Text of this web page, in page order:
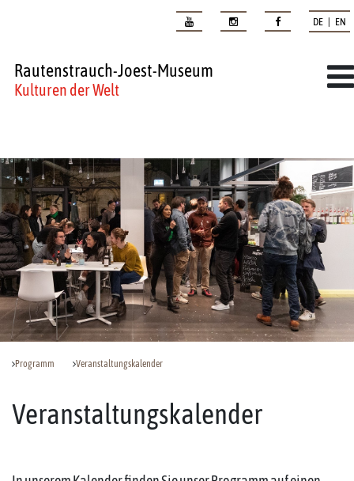
DE | EN
Rautenstrauch-Joest-Museum
Kulturen der Welt
Programm Veranstaltungskalender
Veranstaltungskalender